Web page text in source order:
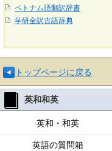
ベトナム語翻訳辞書
学研全訳古語辞典
トップページに戻る
英和和英
英和・和英
英語の質問箱